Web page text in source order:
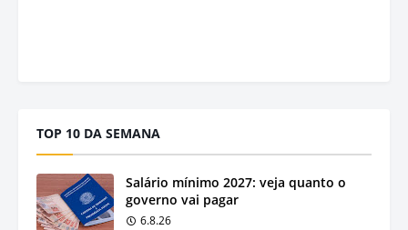
TOP 10 DA SEMANA
Salário mínimo 2027: veja quanto o
governo vai pagar
6.8.26